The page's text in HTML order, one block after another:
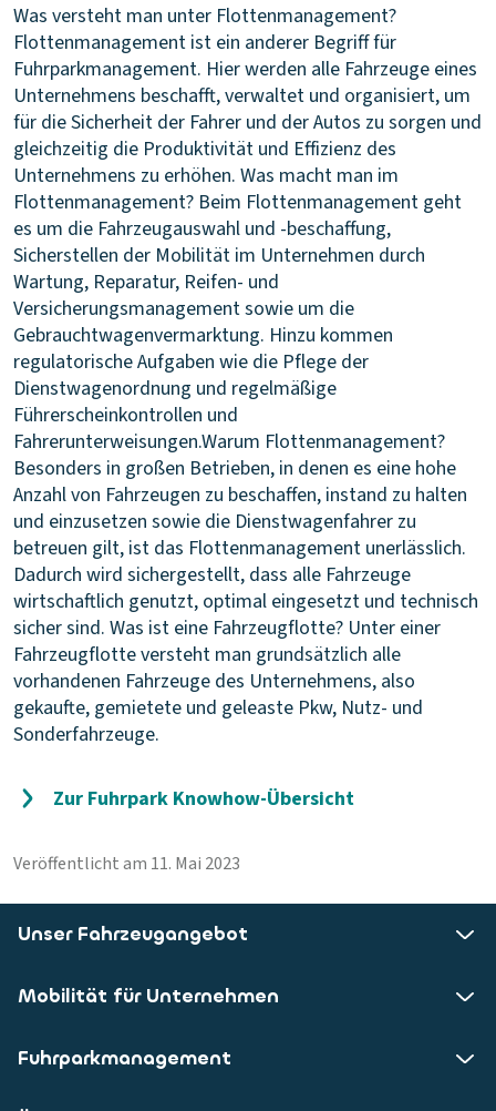
Was versteht man unter Flottenmanagement?
Flottenmanagement ist ein anderer Begriff für
Fuhrparkmanagement. Hier werden alle Fahrzeuge eines
Unternehmens beschafft, verwaltet und organisiert, um
für die Sicherheit der Fahrer und der Autos zu sorgen und
gleichzeitig die Produktivität und Effizienz des
Unternehmens zu erhöhen. Was macht man im
Flottenmanagement? Beim Flottenmanagement geht
es um die Fahrzeugauswahl und -beschaffung,
Sicherstellen der Mobilität im Unternehmen durch
Wartung, Reparatur, Reifen- und
Versicherungsmanagement sowie um die
Gebrauchtwagenvermarktung. Hinzu kommen
regulatorische Aufgaben wie die Pflege der
Dienstwagenordnung und regelmäßige
Führerscheinkontrollen und
Fahrerunterweisungen.Warum Flottenmanagement?
Besonders in großen Betrieben, in denen es eine hohe
Anzahl von Fahrzeugen zu beschaffen, instand zu halten
und einzusetzen sowie die Dienstwagenfahrer zu
betreuen gilt, ist das Flottenmanagement unerlässlich.
Dadurch wird sichergestellt, dass alle Fahrzeuge
wirtschaftlich genutzt, optimal eingesetzt und technisch
sicher sind. Was ist eine Fahrzeugflotte? Unter einer
Fahrzeugflotte versteht man grundsätzlich alle
vorhandenen Fahrzeuge des Unternehmens, also
gekaufte, gemietete und geleaste Pkw, Nutz- und
Sonderfahrzeuge.
Zur Fuhrpark Knowhow-Übersicht
Veröffentlicht am 11. Mai 2023
Unser Fahrzeugangebot
Mobilität für Unternehmen
Fuhrparkmanagement